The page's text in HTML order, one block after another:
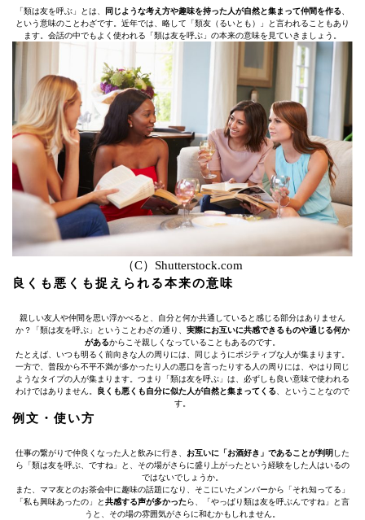
「類は友を呼ぶ」とは、 同じような考え方や趣味を持った人が自然と集まって仲間を作る
という意味のことわざです。近年では、略して「類友（るいとも）」と言われることもあり
ます。会話の中でもよく使われる「類は友を呼ぶ」の本来の意味を見ていきましょう。
（C）Shutterstock.com
良くも悪くも捉えられる本来の意味
親しい友人や仲間を思い浮かべると、自分と何か共通していると感じる部分はありません
か？「類は友を呼ぶ」ということわざの通り、 実際にお互いに共感できるものや通じる何か
があるからこそ親しくなっていることもあるのです。
たとえば、いつも明るく前向きな人の周りには、同じようにポジティブな人が集まります。
一方で、普段から不平不満が多かったり人の悪口を言ったりする人の周りには、やはり同じ
ようなタイプの人が集まります。つまり「類は友を呼ぶ」は、必ずしも良い意味で使われる
わけではありません。 良くも悪くも自分に似た人が自然と集まってくる 、ということなので
す。
例文・使い方
仕事の繋がりで仲良くなった人と飲みに行き、 お互いに「お酒好き」であることが判明 した
ら「類は友を呼ぶ、ですね」と、その場がさらに盛り上がったという経験をした人はいるの
ではないでしょうか。
また、ママ友とのお茶会中に趣味の話題になり、そこにいたメンバーから「それ知ってる」
「私も興味あったの」と共感する声が多かったら、「やっぱり類は友を呼ぶんですね」と言
うと、その場の雰囲気がさらに和むかもしれません。